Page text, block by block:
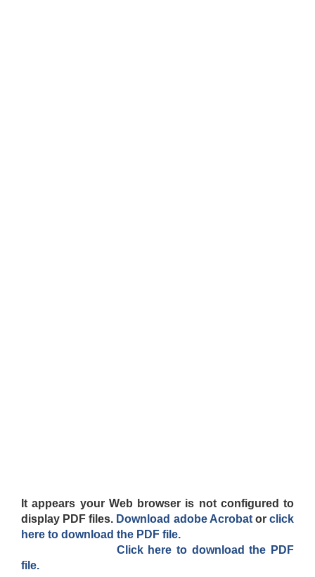
It appears your Web browser is not configured to
display PDF files. Download adobe Acrobat orclick
here to download the PDF file.
Click here to download the PDF
file.